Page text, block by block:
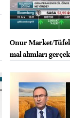
Onur Market/
mal alımları